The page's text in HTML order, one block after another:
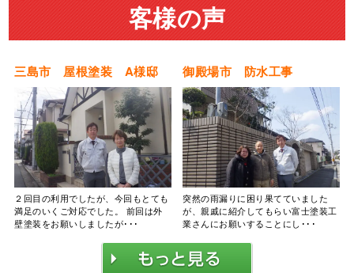
客様の声
三島市 屋根塗装 A様邸
２回目の利用でしたが、今回もとても
満足のいくご対応でした。 前回は外
壁塗装をお願いしましたが･･･
御殿場市 防水工事
突然の雨漏りに困り果てていました
が、親戚に紹介してもらい富士塗装工
業さんにお願いすることにし･･･